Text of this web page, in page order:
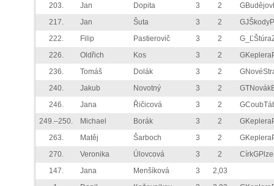
203.
Jan Dopita 3 2
217.
Jan Šuta 3 2
222.
Filip Pastierovič 3 2
226.
Oldřich Kos 3 2
236.
Tomáš Dolák 3 2
240.
Jakub Novotný 3 2
246.
Jana Řičicová 3 2
249.–250.
Michael Borák 3 2
263.
Matěj Šarboch 3 2
270.
Veronika Úlovcová 3 2
147.
Jana Menšíková 3
2,03